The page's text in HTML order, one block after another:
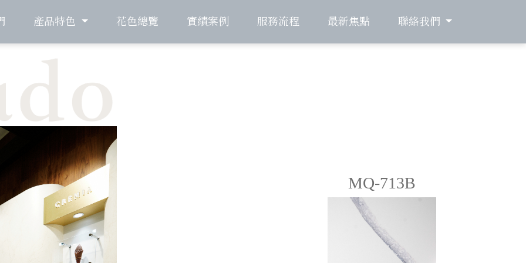
產品特色 花色總覽 實績案例 服務流程 最新焦點 聯絡我們
MQ-713B